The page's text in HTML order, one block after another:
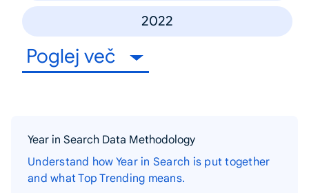
2022
Poglej več
Year in Search Data Methodology
Understand how Year in Search is put together
and what Top Trending means.